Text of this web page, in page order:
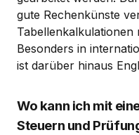
gute Rechenkünste
Tabellenkalkulationen
Besonders in
ist darüber hinaus
Wo kann ich mit
Steuern und